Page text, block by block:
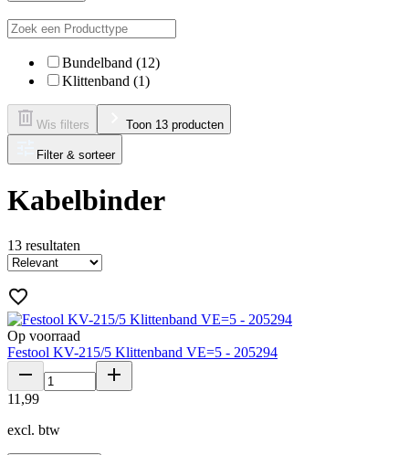
Bundelband (12)
Klittenband (1)
Wis filters Toon 13 producten
Filter & sorteer
Kabelbinder
13 resultaten
Op voorraad
Festool KV-215/5 Klittenband VE=5 - 205294
11 ,99
excl. btw